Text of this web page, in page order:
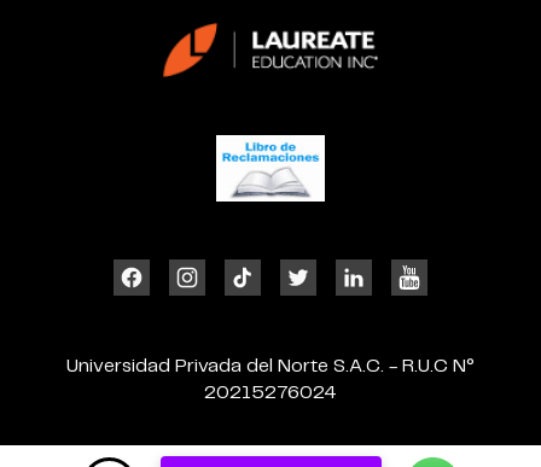
Universidad Privada del Norte S.A.C. - R.U.C N°
20215276024